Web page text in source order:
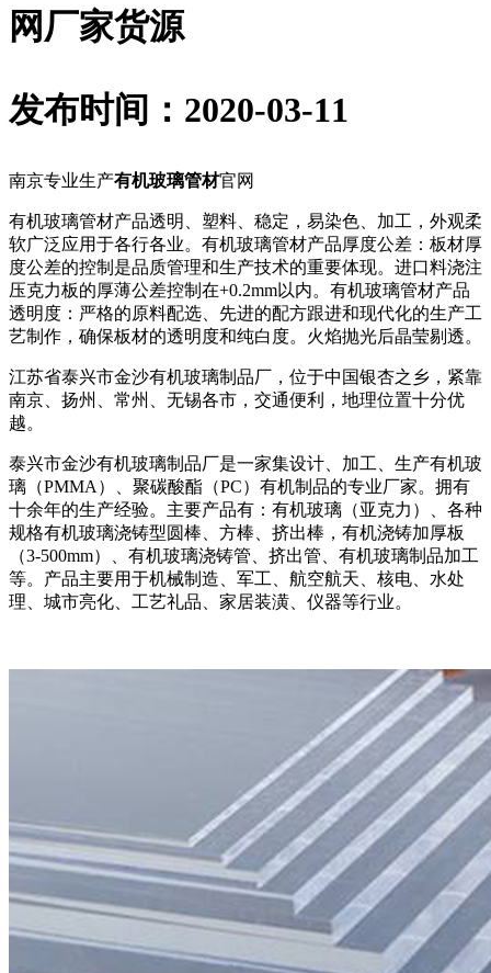
网厂家货源
发布时间：2020-03-11
南京专业生产有机玻璃管材官网
有机玻璃管材产品透明、塑料、稳定，易染色、加工，外观柔
软广泛应用于各行各业。有机玻璃管材产品厚度公差：板材厚
度公差的控制是品质管理和生产技术的重要体现。进口料浇注
压克力板的厚薄公差控制在+0.2mm以内。有机玻璃管材产品
透明度：严格的原料配选、先进的配方跟进和现代化的生产工
艺制作，确保板材的透明度和纯白度。火焰抛光后晶莹剔透。
江苏省泰兴市金沙有机玻璃制品厂，位于中国银杏之乡，紧靠
南京、扬州、常州、无锡各市，交通便利，地理位置十分优
越。
泰兴市金沙有机玻璃制品厂是一家集设计、加工、生产有机玻
璃（PMMA）、聚碳酸酯（PC）有机制品的专业厂家。拥有
十余年的生产经验。主要产品有：有机玻璃（亚克力）、各种
规格有机玻璃浇铸型圆棒、方棒、挤出棒，有机浇铸加厚板
（3-500mm）、有机玻璃浇铸管、挤出管、有机玻璃制品加工
等。产品主要用于机械制造、军工、航空航天、核电、水处
理、城市亮化、工艺礼品、家居装潢、仪器等行业。